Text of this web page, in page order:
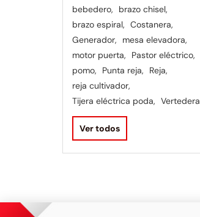
bebedero, brazo chisel,
brazo espiral, Costanera,
Generador, mesa elevadora,
motor puerta, Pastor eléctrico,
pomo, Punta reja, Reja,
reja cultivador,
Tijera eléctrica poda, Vertedera
Ver todos